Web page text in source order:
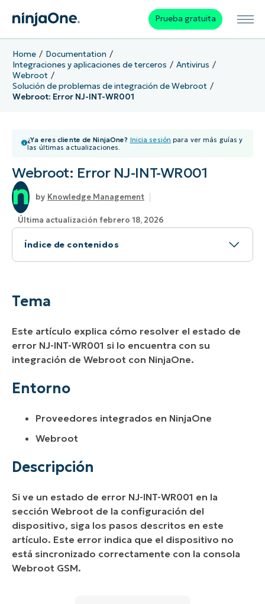
Prueba gratuita
Home
Documentation
Integraciones y aplicaciones de terceros
Antivirus
Webroot
Solución de problemas de integración de Webroot
Webroot: Error NJ-INT-WR001
¿Ya eres cliente de NinjaOne? Inicia sesión para ver más guías y
las últimas actualizaciones.
Webroot: Error NJ-INT-WR001
Knowledge Management
Última actualización febrero 18, 2026
Índice de contenidos
Tema
Recursos adicionales:
Tema
Este artículo explica cómo resolver el estado de
error NJ-INT-WR001 si lo encuentra con su
integración de Webroot con NinjaOne.
Entorno
Proveedores integrados en NinjaOne
Webroot
Descripción
Si ve un estado de error NJ-INT-WR001 en la
sección Webroot de la configuración del
dispositivo, siga los pasos descritos en este
artículo. Este error indica que el dispositivo no
está sincronizado correctamente con la consola
Webroot GSM.